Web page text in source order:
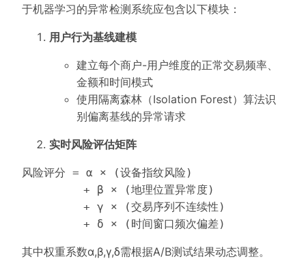
于机器学习的异常检测系统应包含以下模块：
用户行为基线建模
建立每个商户-用户维度的正常交易频率、
金额和时间模式
使用隔离森林（Isolation Forest）算法识
别偏离基线的异常请求
实时风险评估矩阵
风险评分 = α × (设备指纹风险)
         + β × (地理位置异常度)
         + γ × (交易序列不连续性)
其中权重系数α,β,γ,δ需根据A/B测试结果动态调整。